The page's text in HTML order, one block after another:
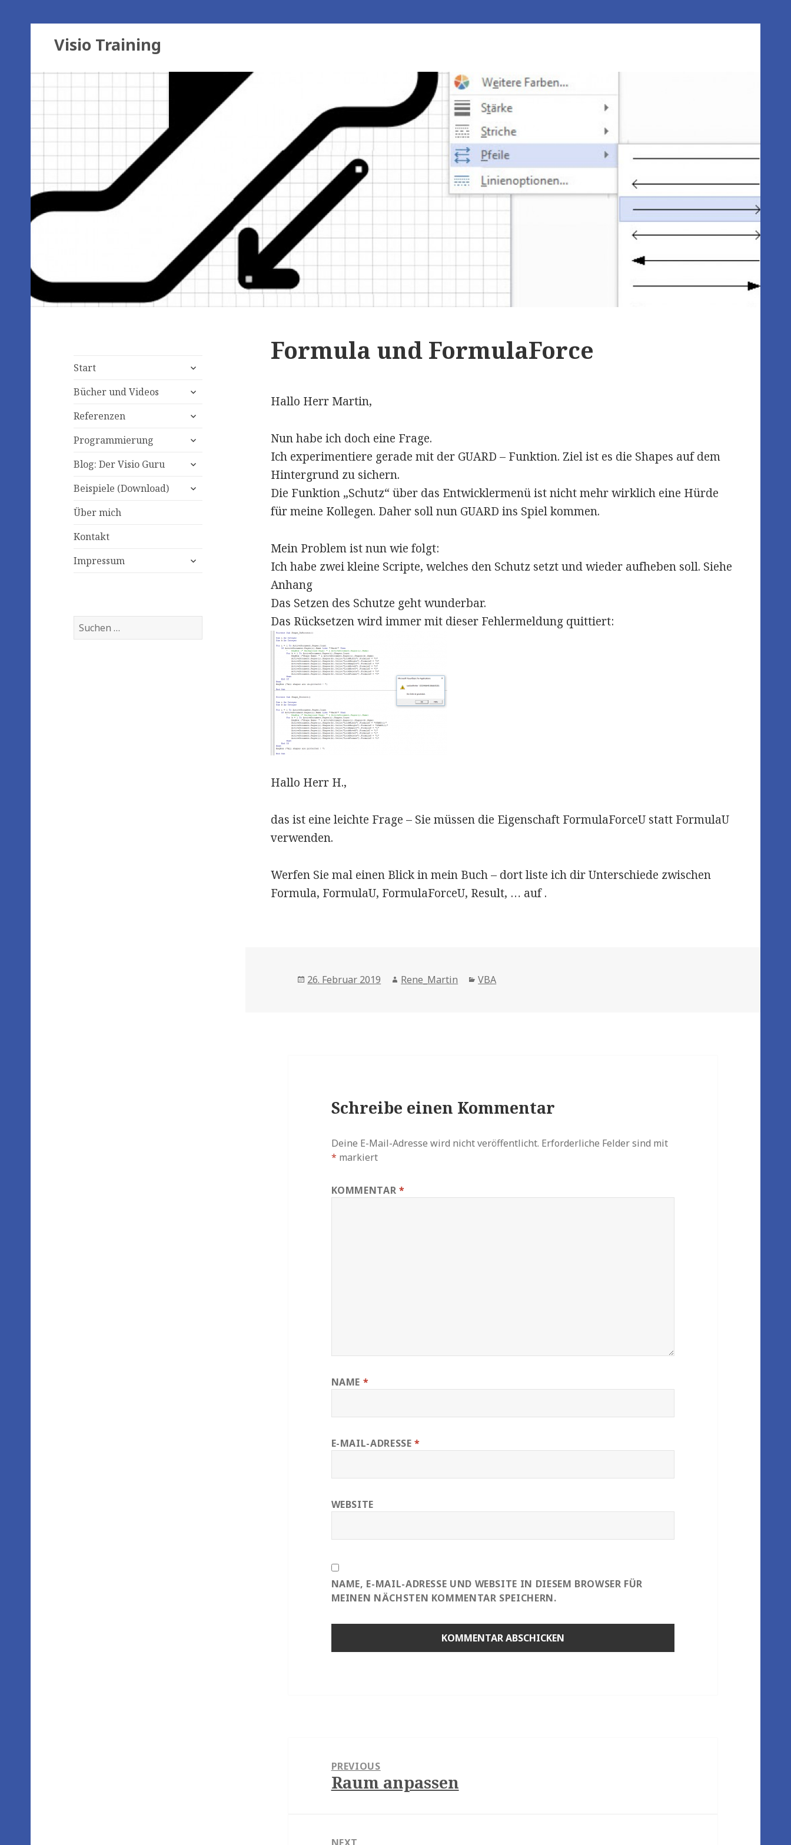
Visio Training
Start
expand
menu
Bücher und Videos
expand
menu
Referenzen
expand
menu
Programmierung
expand
menu
Blog: Der Visio Guru
expand
menu
Beispiele (Download)
expand
Über mich
Kontakt
Impressum
expand
Suchen
nach:
Formula und FormulaForce
Hallo Herr Martin,
Nun habe ich doch eine Frage.
Ich experimentiere gerade mit der GUARD – Funktion. Ziel ist es die Shapes auf dem
Hintergrund zu sichern.
Die Funktion „Schutz“ über das Entwicklermenü ist nicht mehr wirklich eine Hürde
für meine Kollegen. Daher soll nun GUARD ins Spiel kommen.
Mein Problem ist nun wie folgt:
Ich habe zwei kleine Scripte, welches den Schutz setzt und wieder aufheben soll. Siehe
Anhang
Das Setzen des Schutze geht wunderbar.
Das Rücksetzen wird immer mit dieser Fehlermeldung quittiert:
Hallo Herr H.,
das ist eine leichte Frage – Sie müssen die Eigenschaft FormulaForceU statt FormulaU
verwenden.
Werfen Sie mal einen Blick in mein Buch – dort liste ich dir Unterschiede zwischen
Formula, FormulaU, FormulaForceU, Result, … auf .
Posted
26. Februar 2019 Author
Rene_Martin Categories
VBA
Schreibe einen Kommentar
Deine E-Mail-Adresse wird nicht veröffentlicht. Erforderliche Felder sind mit
* markiert
KOMMENTAR *
NAME *
E-MAIL-ADRESSE*
WEBSITE
NAME, E-MAIL-ADRESSE UND WEBSITE IN DIESEM BROWSER FÜR
MEINEN NÄCHSTEN KOMMENTAR SPEICHERN.
PREVIOUS
Previous
Raum anpassen